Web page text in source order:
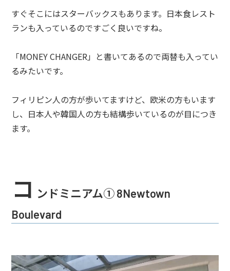
すぐそこにはスターバックスもあります。日本食レスト
ランも入っているのですごく良いですね。
「MONEY CHANGER」と書いてあるので両替も入ってい
るみたいです。
フィリピン人の方が歩いてますけど、欧米の方もいます
し、日本人や韓国人の方も結構歩いているのが目につき
ます。
コ ンドミニアム① 8Newtown
Boulevard